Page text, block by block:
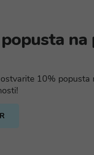
na
10% popusta